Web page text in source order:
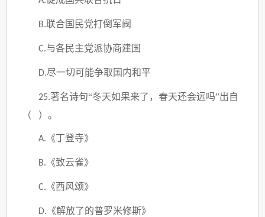
B.联合国民党打倒军阀
C.与各民主党派协商建国
D.尽一切可能争取国内和平
25.著名诗句“冬天如果来了，春天还会远吗”出自
（ ）。
A. 《丁登寺》
B. 《致云雀》
C. 《西风颂》
D. 《解放了的普罗米修斯》